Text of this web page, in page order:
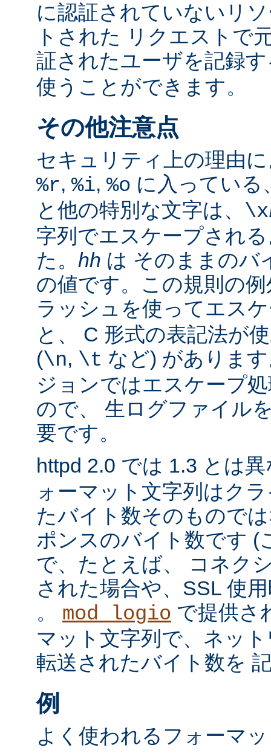
に認証されていないリ
トされた リクエストで
証されたユーザを記録
使うことができます。
その他注意点
セキュリティ上の理由
%r, %i, %o に入っている
と他の特別な文字は、 \x
字列でエスケープされ
た。 hh は そのままのバ
の値です。この規則の
ラッシュを使ってエス
と、 C 形式の表記法が
(\n, \t など) がありま
ジョンではエスケープ
ので、 生ログファイル
要です。
httpd 2.0 では 1.3 とは
ォーマット文字列はク
たバイト数そのもので
ポンスのバイト数です (
で、たとえば、 コネク
された場合や、SSL 使
。 mod_logio で提供さ
マット文字列で、ネッ
転送されたバイト数を
例
よく使われるフォーマ